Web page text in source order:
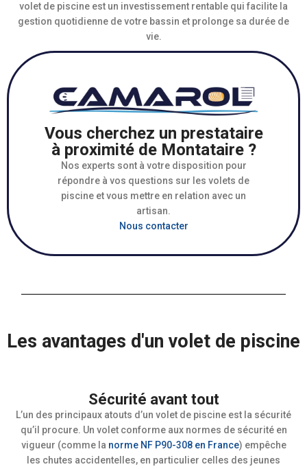
volet de piscine est un investissement rentable qui facilite la
gestion quotidienne de votre bassin et prolonge sa durée de
vie.
Vous cherchez un prestataire
à proximité de Montataire ?
Nos experts sont à votre disposition pour
répondre à vos questions sur les volets de
piscine et vous mettre en relation avec un
artisan.
Nous contacter
Les avantages d'un volet de piscine
Sécurité avant tout
L’un des principaux atouts d’un volet de piscine est la sécurité
qu’il procure. Un volet conforme aux normes de sécurité en
vigueur (comme la norme NF P90-308 en France) empêche
les chutes accidentelles, en particulier celles des jeunes